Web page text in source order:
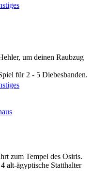
um deinen Raubzug
für 2 - 5 Diebesbanden.
zum Tempel des Osiris.
alt-ägyptische Statthalter